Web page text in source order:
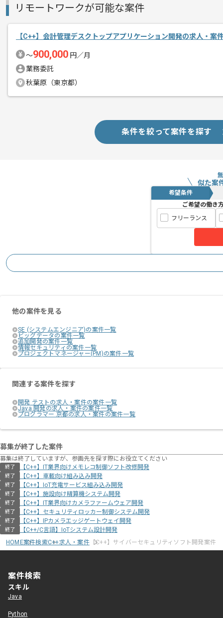
集まっている現場です。
リモートワークが可能な案件
【C++】会計管理デスクトップアプリケーション開発の求人・案
〜900,000 円／月
業務委託
秋葉原（東京都）
条件を絞って案件を探す
似た案
希望条件
ご希望の働き
フリーランス
他の案件を見る
SE (システムエンジニア)の案件一覧
ビッグデータの案件一覧
追加開発の案件一覧
情報セキュリティの案件一覧
プロジェクトマネージャー(PM)の案件一覧
関連する案件を探す
開発 テストの求人・案件の案件一覧
Java 開発の求人・案件の案件一覧
プログラマー 京都の求人・案件の案件一覧
募集が終了した案件
募集は終了していますが、参画先を探す際にお役立てください
終了 【C++】IT業界向けメモレコ制御ソフト改修開発
終了 【C++】車載向け組み込み開発
終了 【C++】IoT充電サービス組み込み開発
終了 【C++】施設向け精算機システム開発
終了 【C++】IT業界向けカメラファームウェア開発
終了 【C++】セキュリティロッカー制御システム開発
終了 【C++】IPカメラエッジゲートウェイ開発
終了
【C++/C言語】IoTシステム設計開発
HOME案件検索C++求人・案件【C++】サイバーセキュリティソフト開発案件
案件検索
スキル
Java
Python